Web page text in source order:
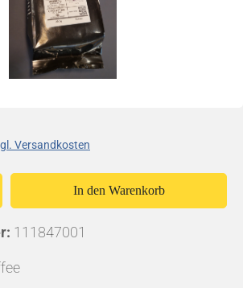
Versandkosten
In den Warenkorb
111847001